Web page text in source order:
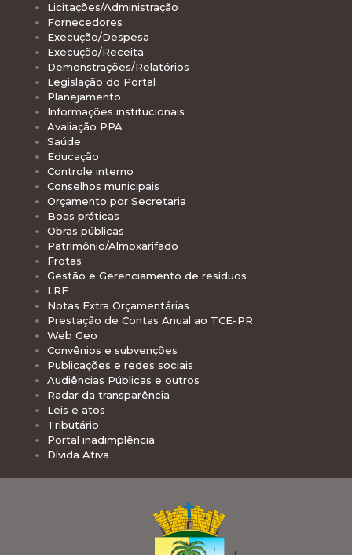
Licitações/Administração
Fornecedores
Execução/Despesa
Execução/Receita
Demonstrações/Relatórios
Legislação do Portal
Planejamento
Informações institucionais
Avaliação PPA
Saúde
Educação
Controle interno
Conselhos municipais
Orçamento por Secretaria
Boas práticas
Obras públicas
Patrimônio/Almoxarifado
Frotas
Gestão e Gerenciamento de resíduos
LRF
Notas Extra Orçamentárias
Prestação de Contas Anual ao TCE-PR
Web Geo
Convênios e subvenções
Publicações e redes sociais
Audiências Públicas e outros
Radar da transparência
Leis e atos
Tributário
Portal inadimplência
Dívida Ativa